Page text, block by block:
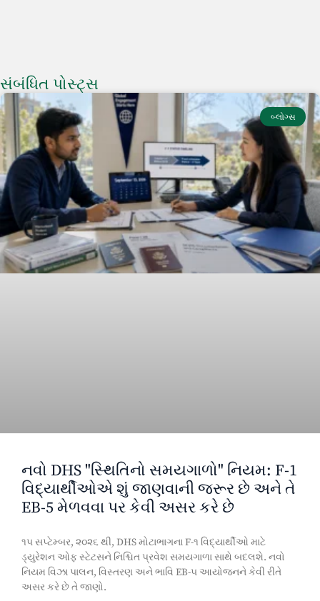
સંબંધિત પોસ્ટ્સ
બ્લોગ્સ
નવો DHS "સ્થિતિનો સમયગાળો" નિયમ: F-1
વિદ્યાર્થીઓએ શું જાણવાની જરૂર છે અને તે
EB-5 મેળવવા પર કેવી અસર કરે છે
૧૫ સપ્ટેમ્બર, ૨૦૨૬ થી, DHS મોટાભાગના F-૧ વિદ્યાર્થીઓ માટે
ડ્યુરેશન ઓફ સ્ટેટસને નિશ્ચિત પ્રવેશ સમયગાળા સાથે બદલશે. નવો
નિયમ વિઝા પાલન, વિસ્તરણ અને ભાવિ EB-૫ આયોજનને કેવી રીતે
અસર કરે છે તે જાણો.